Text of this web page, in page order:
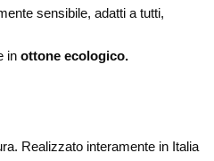
sensibile, adatti a tutti,
in ottone ecologico.
Realizzato interamente in Italia